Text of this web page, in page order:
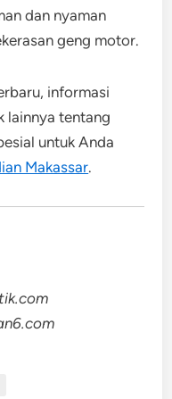
dan nyaman
geng motor.
informasi
lainnya tentang
untuk Anda
Makassar.